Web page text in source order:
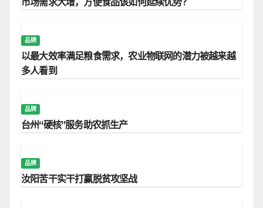
品牌
以最大效率满足粮食需求，农业物联网的潜力被越来越
多人看到
品牌
台州“硬核”服务助农抓生产
品牌
汝阳苦干实干打赢脱贫攻坚战